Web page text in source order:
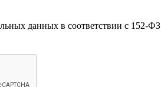
данных в соответствии с 152-ФЗ